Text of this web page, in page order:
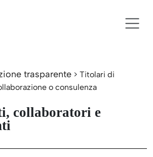
Ostia Antica Parco
trasparente > Titolari di
o consulenza
collaboratori e